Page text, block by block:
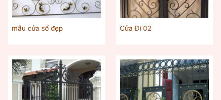
mẫu cửa sổ đẹp Cửa Đi 02